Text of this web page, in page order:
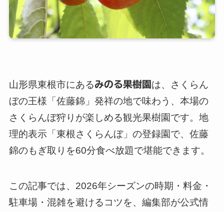
山形県東根市にあるみのる果樹園 は、さくらん
ぼの王様「佐藤錦」発祥の地で味わう、本場の
さくらんぼ狩りが楽しめる観光果樹園です。地
理的表示「東根さくらんぼ」の登録園で、佐藤
錦のもぎ取りを60分食べ放題で堪能できます。
この記事では、2026年シーズンの時期・料金・
駐車場・混雑を避けるコツを、編集部が公式情